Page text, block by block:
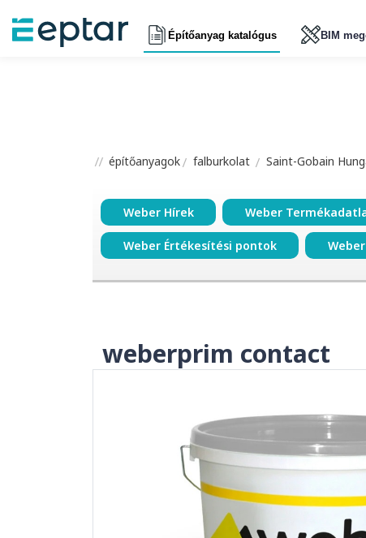
Építőanyag katalógus BIM
építőanyagok falburkolat Saint-Gobain
Weber Hírek Weber
Weber Értékesítési pontok
weberprim contact